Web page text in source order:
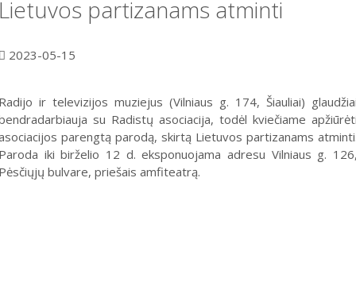
partizanams atminti
2023-05-15
ir televizijos muziejus (Vilniaus g. 174, Šiauliai)
su Radistų asociacija, todėl kviečiame
parengtą parodą, skirtą Lietuvos partizanams
iki birželio 12 d. eksponuojama adresu Vilniaus g.
bulvare, priešais amfiteatrą.